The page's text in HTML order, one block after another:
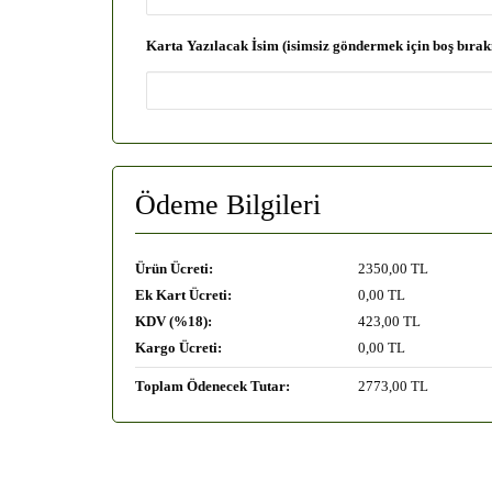
Karta Yazılacak İsim (isimsiz göndermek için boş
Ödeme Bilgileri
Ürün Ücreti: 2350,00 TL
Ek Kart Ücreti:
0,00 TL
KDV (%18):
423,00 TL
Kargo Ücreti:
0,00 TL
Toplam Ödenecek Tutar: 2773,00 TL